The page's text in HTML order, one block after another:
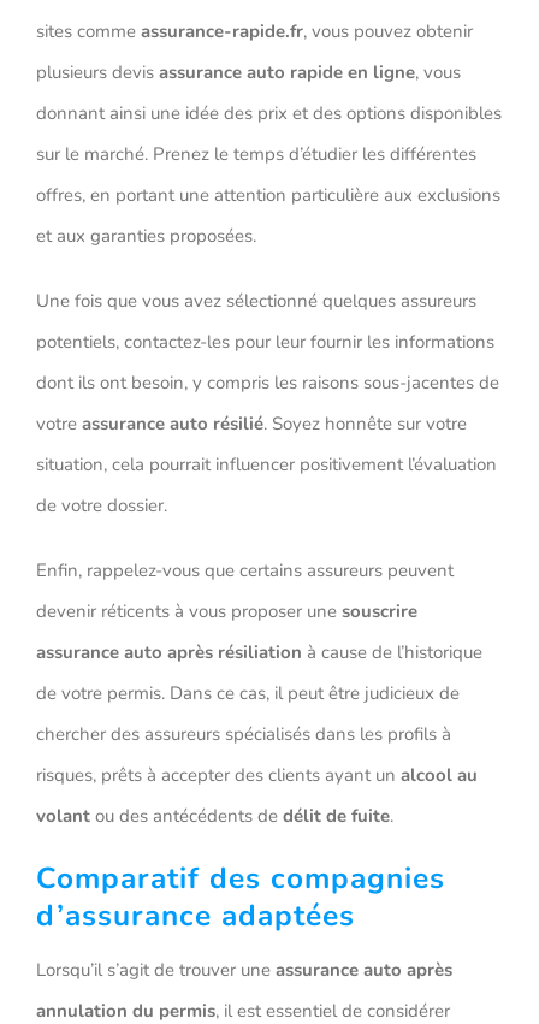
sites comme assurance-rapide.fr, vous pouvez obtenir
plusieurs devis assurance auto rapide en ligne, vous
donnant ainsi une idée des prix et des options disponibles
sur le marché. Prenez le temps d’étudier les différentes
offres, en portant une attention particulière aux exclusions
et aux garanties proposées.
Une fois que vous avez sélectionné quelques assureurs
potentiels, contactez-les pour leur fournir les informations
dont ils ont besoin, y compris les raisons sous-jacentes de
votre assurance auto résilié. Soyez honnête sur votre
situation, cela pourrait influencer positivement l’évaluation
de votre dossier.
Enfin, rappelez-vous que certains assureurs peuvent
devenir réticents à vous proposer une souscrire
assurance auto après résiliation à cause de l’historique
de votre permis. Dans ce cas, il peut être judicieux de
chercher des assureurs spécialisés dans les profils à
risques, prêts à accepter des clients ayant un alcool au
volantou des antécédents de délit de fuite.
Comparatif des compagnies
d’assurance adaptées
Lorsqu’il s’agit de trouver une assurance auto après
annulation du permis, il est essentiel de considérer